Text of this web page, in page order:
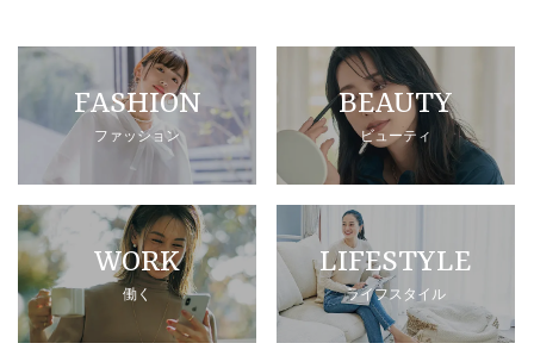
FASHION
ファッション
BEAUTY
ビューティ
WORK
働く
LIFESTYLE
ライフスタイル